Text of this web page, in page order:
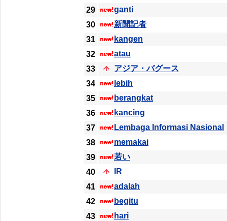
29
ganti
30
新聞記者
31
kangen
32
atau
33
アジア・バグース
34
lebih
35
berangkat
36
kancing
37
Lembaga Informasi Nasional
38
memakai
39
若い
40
IR
41
adalah
42
begitu
43
hari